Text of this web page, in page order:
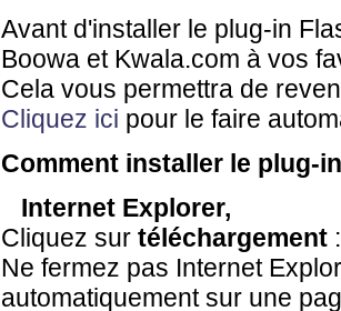
Avant d'installer le plug-in
Boowa et Kwala.com à vos
Cela vous permettra de
Cliquez ici pour le faire
Comment installer le plug-
Internet Explorer,
Cliquez sur téléchargement
Ne fermez pas Internet
automatiquement sur une